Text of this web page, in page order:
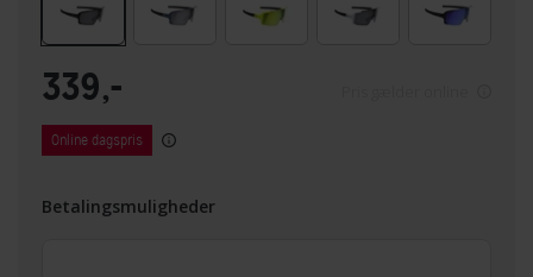
339,-
Online dagspris
Betalingsmuligheder